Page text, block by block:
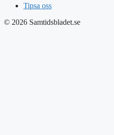
Tipsa oss
© 2026 Samtidsbladet.se